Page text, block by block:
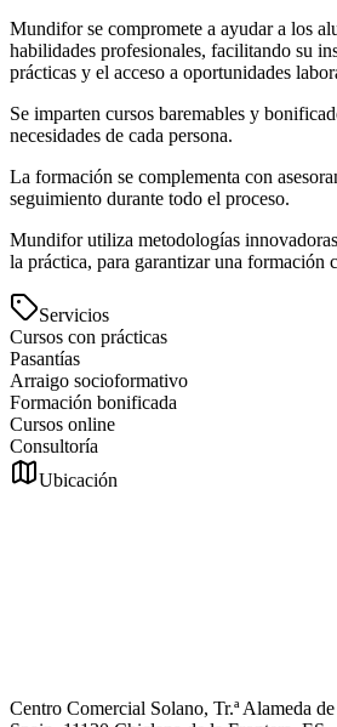
Mundifor se compromete a ayudar a los
habilidades profesionales, facilitando su
prácticas y el acceso a oportunidades
Se imparten cursos baremables y
necesidades de cada persona.
La formación se complementa con
seguimiento durante todo el proceso.
Mundifor utiliza metodologías
la práctica, para garantizar una formación
Servicios
Cursos con prácticas
Pasantías
Arraigo socioformativo
Formación bonificada
Cursos online
Consultoría
Ubicación
Centro Comercial Solano, Tr.ª Alameda